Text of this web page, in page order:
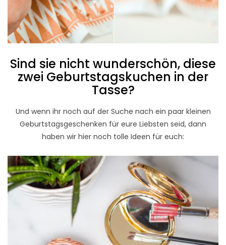
Sind sie nicht wunderschön, diese
zwei Geburtstagskuchen in der
Tasse?
Und wenn ihr noch auf der Suche nach ein paar kleinen
Geburtstagsgeschenken für eure Liebsten seid, dann
haben wir hier noch tolle Ideen für euch: